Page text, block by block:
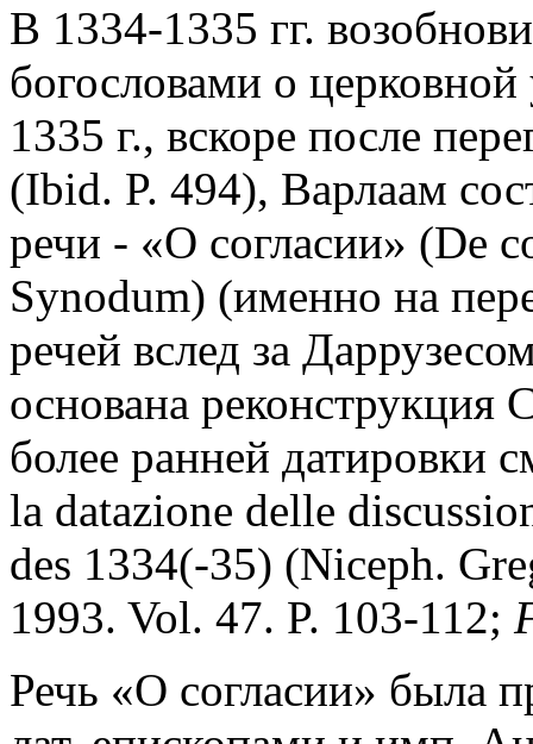
В 1334-1335 гг.
богословами о
1335 г., вскоре после
(Ibid. P. 494), Варлаам
речи - «О согласии» (De
Synodum) (именно на
речей вслед за
основана реконструкция
более ранней датировки
la datazione delle
des 1334(-35) (Niceph.
1993. Vol. 47. P. 103-112;
Речь «О согласии» была